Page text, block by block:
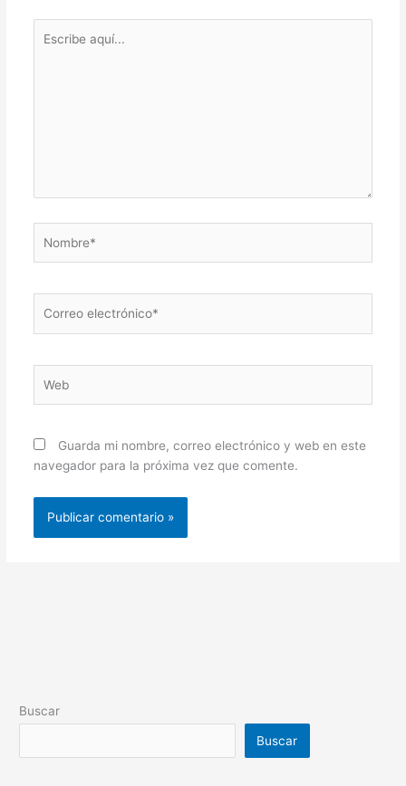
aquí...
electrónico*
Guarda mi nombre, correo electrónico y web en este
navegador para la próxima vez que comente.
Buscar
Buscar